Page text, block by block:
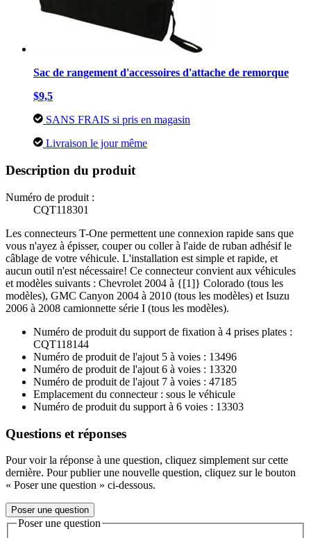
Sac de rangement d'accessoires d'attache de remorque
$9,5
SANS FRAIS si pris en magasin
Livraison le jour même
Description du produit
Numéro de produit :
CQT118301
Les connecteurs T-One permettent une connexion rapide sans que
vous n'ayez à épisser, couper ou coller à l'aide de ruban adhésif le
câblage de votre véhicule. L'installation est simple et rapide, et
aucun outil n'est nécessaire! Ce connecteur convient aux véhicules
et modèles suivants : Chevrolet 2004 à {[1]} Colorado (tous les
modèles), GMC Canyon 2004 à 2010 (tous les modèles) et Isuzu
2006 à 2008 camionnette série I (tous les modèles).
Numéro de produit du support de fixation à 4 prises plates :
CQT118144
Numéro de produit de l'ajout 5 à voies : 13496
Numéro de produit de l'ajout 6 à voies : 13320
Numéro de produit de l'ajout 7 à voies : 47185
Emplacement du connecteur : sous le véhicule
Numéro de produit du support à 6 voies : 13303
Questions et réponses
Pour voir la réponse à une question, cliquez simplement sur cette
dernière. Pour publier une nouvelle question, cliquez sur le bouton
« Poser une question » ci-dessous.
Poser une question
Poser une question